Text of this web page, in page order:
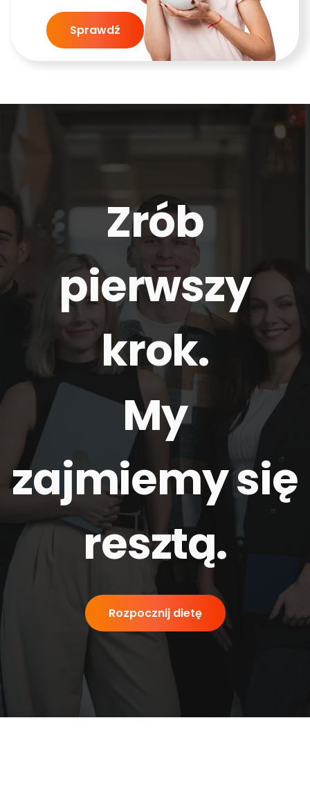
Sprawdź
Zrób
pierwszy
krok.
My
zajmiemy się
resztą.
Rozpocznij dietę